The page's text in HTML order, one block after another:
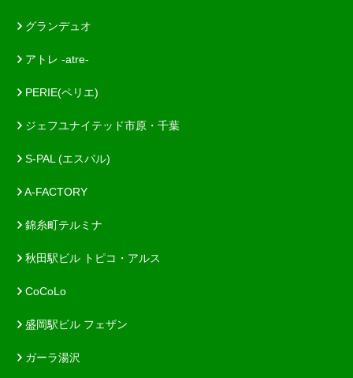
グランデュオ
アトレ -atre-
PERIE(ペリエ)
ジェフユナイテッド市原・千葉
S-PAL (エスパル)
A-FACTORY
錦糸町テルミナ
秋田駅ビル トピコ・アルス
CoCoLo
盛岡駅ビル フェザン
ガーラ湯沢